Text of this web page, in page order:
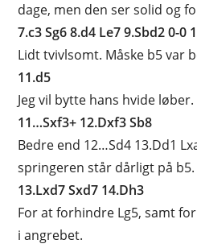
dage, men den ser solid og
7.c3 Sg6 8.d4 Le7 9.Sbd2 0-0
Lidt tvivlsomt. Måske b5 var
11.d5
Jeg vil bytte hans hvide
11…Sxf3+ 12.Dxf3 Sb8
Bedre end 12…Sd4 13.Dd1
springeren står dårligt på b5.
13.Lxd7 Sxd7 14.Dh3
For at forhindre Lg5, samt
i angrebet.